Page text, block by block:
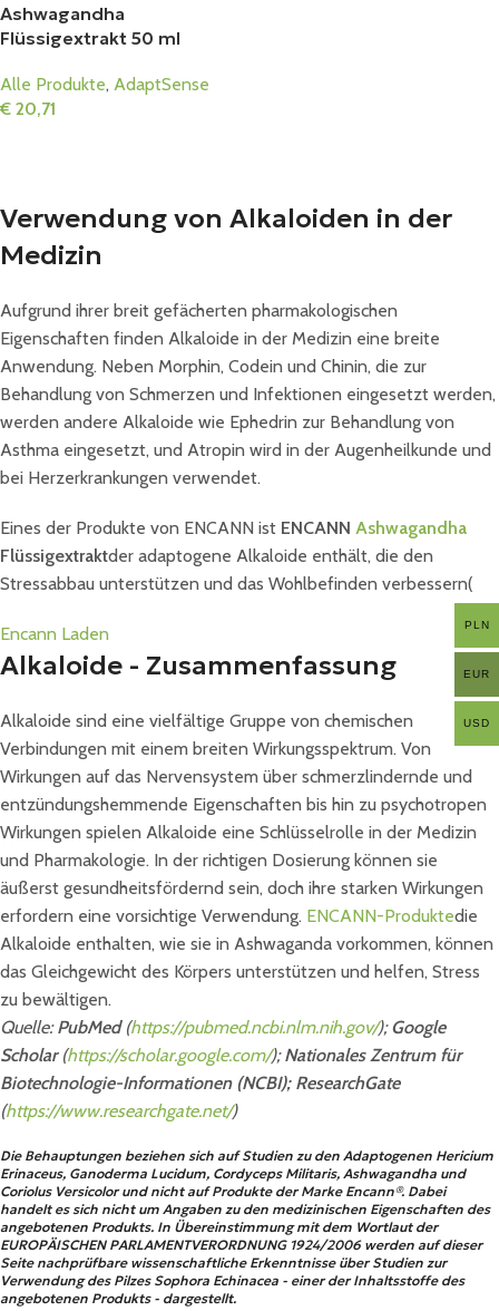
Ashwagandha
Flüssigextrakt 50 ml
Alle Produkte, AdaptSense
€ 20,71
Verwendung von Alkaloiden in der
Medizin
Aufgrund ihrer breit gefächerten pharmakologischen
Eigenschaften finden Alkaloide in der Medizin eine breite
Anwendung. Neben Morphin, Codein und Chinin, die zur
Behandlung von Schmerzen und Infektionen eingesetzt werden,
werden andere Alkaloide wie Ephedrin zur Behandlung von
Asthma eingesetzt, und Atropin wird in der Augenheilkunde und
bei Herzerkrankungen verwendet.
Eines der Produkte von ENCANN ist ENCANN Ashwagandha
Flüssigextraktder adaptogene Alkaloide enthält, die den
Stressabbau unterstützen und das Wohlbefinden verbessern(
Encann Laden
Alkaloide - Zusammenfassung
Alkaloide sind eine vielfältige Gruppe von chemischen
Verbindungen mit einem breiten Wirkungsspektrum. Von
Wirkungen auf das Nervensystem über schmerzlindernde und
entzündungshemmende Eigenschaften bis hin zu psychotropen
Wirkungen spielen Alkaloide eine Schlüsselrolle in der Medizin
und Pharmakologie. In der richtigen Dosierung können sie
äußerst gesundheitsfördernd sein, doch ihre starken Wirkungen
erfordern eine vorsichtige Verwendung. ENCANN-Produktedie
Alkaloide enthalten, wie sie in Ashwaganda vorkommen, können
das Gleichgewicht des Körpers unterstützen und helfen, Stress
zu bewältigen.
Quelle:PubMed(https://pubmed.ncbi.nlm.nih.gov/);Google
Scholar(https://scholar.google.com/);Nationales Zentrum für
Biotechnologie-Informationen (NCBI); ResearchGate
(https://www.researchgate.net/)
Die Behauptungen beziehen sich auf Studien zu den Adaptogenen Hericium
Erinaceus, Ganoderma Lucidum, Cordyceps Militaris, Ashwagandha und
Coriolus Versicolor und nicht auf Produkte der Marke Encann®. Dabei
handelt es sich nicht um Angaben zu den medizinischen Eigenschaften des
angebotenen Produkts. In Übereinstimmung mit dem Wortlaut der
EUROPÄISCHEN PARLAMENTVERORDNUNG 1924/2006 werden auf dieser
Seite nachprüfbare wissenschaftliche Erkenntnisse über Studien zur
Verwendung des Pilzes Sophora Echinacea - einer der Inhaltsstoffe des
angebotenen Produkts - dargestellt.
PLN
EUR
USD